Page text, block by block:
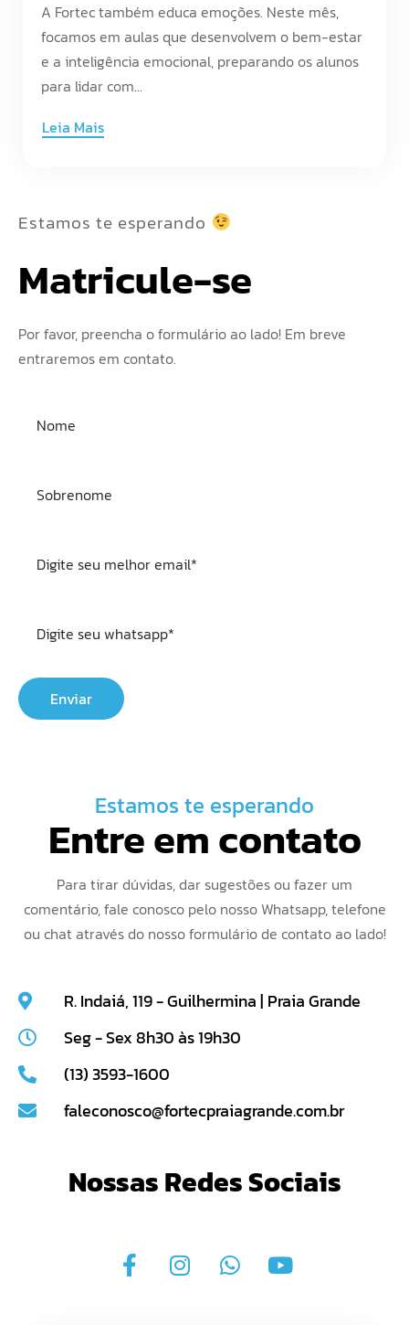
A Fortec também educa emoções. Neste mês,
focamos em aulas que desenvolvem o bem-estar
e a inteligência emocional, preparando os alunos
para lidar com...
Leia Mais
Estamos te esperando
Matricule-se
Por favor, preencha o formulário ao lado! Em breve
entraremos em contato.
Estamos te esperando
Entre em contato
Para tirar dúvidas, dar sugestões ou fazer um
comentário, fale conosco pelo nosso Whatsapp, telefone
ou chat através do nosso formulário de contato ao lado!
R. Indaiá, 119 - Guilhermina | Praia Grande
Seg - Sex 8h30 às 19h30
(13) 3593-1600
faleconosco@fortecpraiagrande.com.br
Nossas Redes Sociais